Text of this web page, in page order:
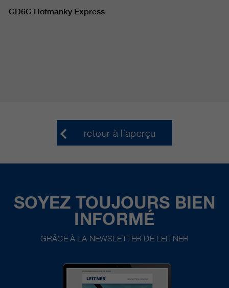
CD6C Hofmanky Express
retour à l´aperçu
SOYEZ TOUJOURS BIEN
INFORMÉ
GRÂCE À LA NEWSLETTER DE LEITNER